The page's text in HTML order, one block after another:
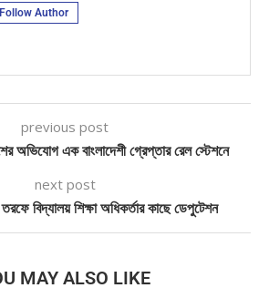
Follow Author
previous post
অভিযোগ এক বাংলাদেশী গ্রেপ্তার রেল স্টেশনে
next post
বিদ্যালয় শিক্ষা অধিকর্তার কাছে ডেপুটেশন
MAY ALSO LIKE